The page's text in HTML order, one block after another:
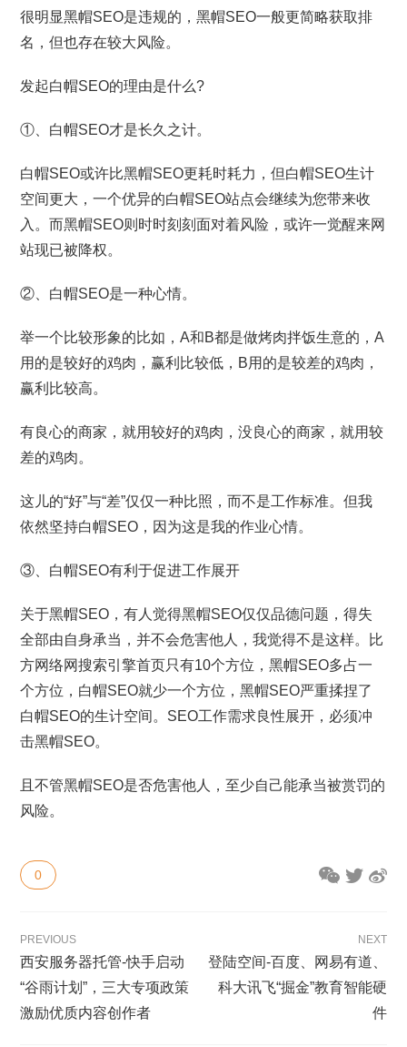
很明显黑帽SEO是违规的，黑帽SEO一般更简略获取排
名，但也存在较大风险。
发起白帽SEO的理由是什么?
①、白帽SEO才是长久之计。
白帽SEO或许比黑帽SEO更耗时耗力，但白帽SEO生计
空间更大，一个优异的白帽SEO站点会继续为您带来收
入。而黑帽SEO则时时刻刻面对着风险，或许一觉醒来网
站现已被降权。
②、白帽SEO是一种心情。
举一个比较形象的比如，A和B都是做烤肉拌饭生意的，A
用的是较好的鸡肉，赢利比较低，B用的是较差的鸡肉，
赢利比较高。
有良心的商家，就用较好的鸡肉，没良心的商家，就用较
差的鸡肉。
这儿的“好”与“差”仅仅一种比照，而不是工作标准。但我
依然坚持白帽SEO，因为这是我的作业心情。
③、白帽SEO有利于促进工作展开
关于黑帽SEO，有人觉得黑帽SEO仅仅品德问题，得失
全部由自身承当，并不会危害他人，我觉得不是这样。比
方网络网搜索引擎首页只有10个方位，黑帽SEO多占一
个方位，白帽SEO就少一个方位，黑帽SEO严重揉捏了
白帽SEO的生计空间。SEO工作需求良性展开，必须冲
击黑帽SEO。
且不管黑帽SEO是否危害他人，至少自己能承当被赏罚的
风险。
0
PREVIOUS
西安服务器托管-快手启动
“谷雨计划”，三大专项政策
激励优质内容创作者
NEXT
登陆空间-百度、网易有道、
科大讯飞“掘金”教育智能硬
件